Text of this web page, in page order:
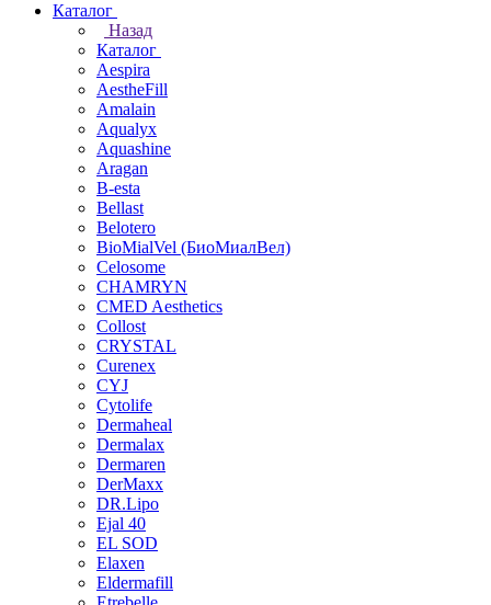
Каталог
Назад
Каталог
Aespira
AestheFill
Amalain
Aqualyx
Aquashine
Aragan
B-esta
Bellast
Belotero
BioMialVel (БиоМиалВел)
Celosome
CHAMRYN
CMED Aesthetics
Collost
CRYSTAL
Curenex
CYJ
Cytolife
Dermaheal
Dermalax
Dermaren
DerMaxx
DR.Lipo
Ejal 40
EL SOD
Elaxen
Eldermafill